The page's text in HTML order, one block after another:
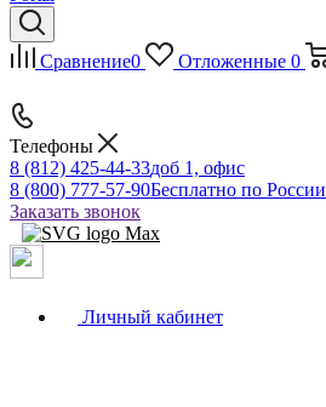
Сравнение0 Отложенные 0
Телефоны
8 (812) 425-44-33доб 1, офис
8 (800) 777-57-90Бесплатно по России
Заказать звонок
Личный кабинет